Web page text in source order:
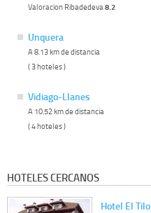
Valoracion Ribadedeva 8.2
Unquera
A 8.13 km de distancia
( 3 hoteles )
Vidiago-Llanes
A 10.52 km de distancia
( 4 hoteles )
HOTELES CERCANOS
Hotel El Tilo